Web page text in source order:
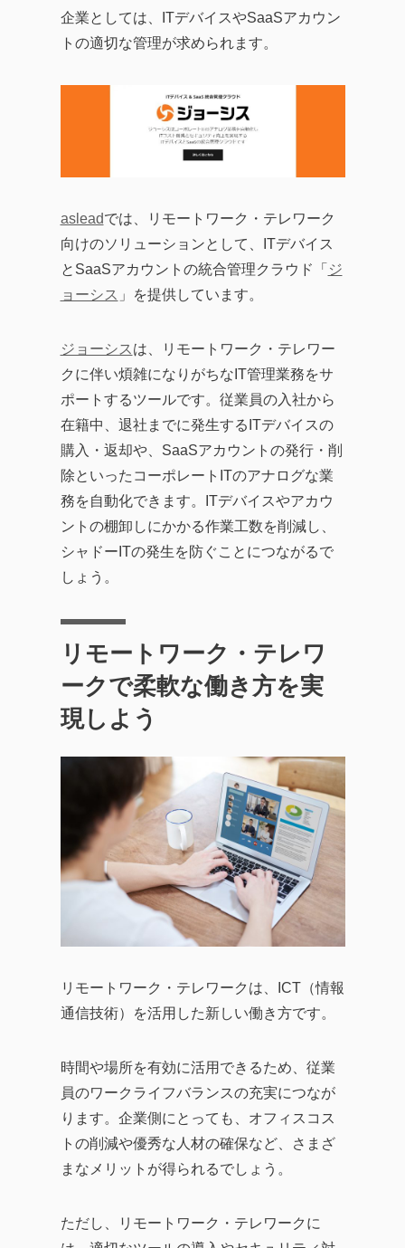
企業としては、ITデバイスやSaaSアカウン
トの適切な管理が求められます。
asleadでは、リモートワーク・テレワーク
向けのソリューションとして、ITデバイス
とSaaSアカウントの統合管理クラウド「 ジ
ョーシス 」を提供しています。
ジョーシス は、リモートワーク・テレワー
クに伴い煩雑になりがちなIT管理業務をサ
ポートするツールです。従業員の入社から
在籍中、退社までに発生するITデバイスの
購入・返却や、SaaSアカウントの発行・削
除といったコーポレートITのアナログな業
務を自動化できます。ITデバイスやアカウ
ントの棚卸しにかかる作業工数を削減し、
シャドーITの発生を防ぐことにつながるで
しょう。
リモートワーク・テレワ
ークで柔軟な働き方を実
現しよう
リモートワーク・テレワークは、ICT（情報
通信技術）を活用した新しい働き方です。
時間や場所を有効に活用できるため、従業
員のワークライフバランスの充実につなが
ります。企業側にとっても、オフィスコス
トの削減や優秀な人材の確保など、さまざ
まなメリットが得られるでしょう。
ただし、リモートワーク・テレワークに